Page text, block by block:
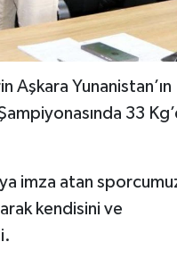
Aşkara Yunanistan’ın
33
imza atan
kendisini ve